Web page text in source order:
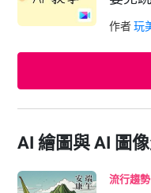
作者玩
AI 繪圖與 AI 圖
流行趨勢